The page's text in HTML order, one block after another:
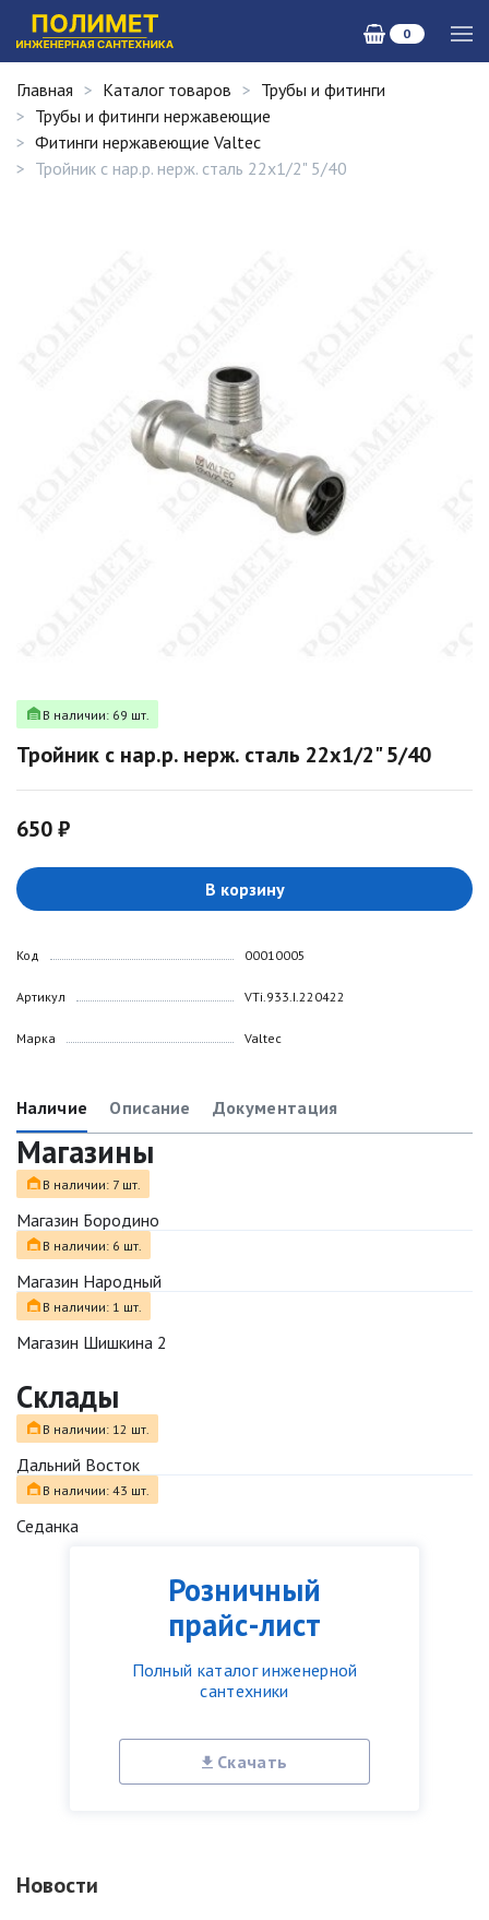
0
Розничный
прайс-лист
Полный каталог инженерной
сантехники
Скачать
Новости
Главная Каталог товаров
Трубы и фитинги
Трубы и фитинги нержавеющие
Фитинги нержавеющие Valtec
Тройник с нар.р. нерж. сталь 22х1/2" 5/40
В наличии: 69 шт.
Тройник с нар.р. нерж. сталь 22х1/2" 5/40
650 ₽
В корзину
Код
Артикул
Марка
00010005
VTi.933.I.220422
Valtec
Наличие Описание Документация
Магазины
В наличии: 7 шт.
Магазин Бородино
В наличии: 6 шт.
Магазин Народный
В наличии: 1 шт.
Магазин Шишкина 2
Склады
В наличии: 12 шт.
Дальний Восток
В наличии: 43 шт.
Седанка